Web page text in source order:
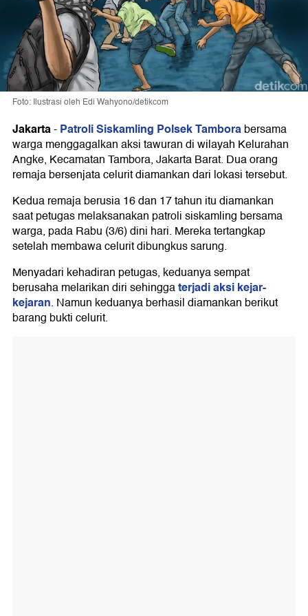
Foto: Ilustrasi oleh Edi Wahyono/detikcom
Jakarta-Patroli Siskamling Polsek Tamborabersama
warga menggagalkan aksi tawuran di wilayah Kelurahan
Angke, Kecamatan Tambora, Jakarta Barat. Dua orang
remaja bersenjata celurit diamankan dari lokasi tersebut.
Kedua remaja berusia 16 dan 17 tahun itu diamankan
saat petugas melaksanakan patroli siskamling bersama
warga, pada Rabu (3/6) dini hari. Mereka tertangkap
setelah membawa celurit dibungkus sarung.
Menyadari kehadiran petugas, keduanya sempat
berusaha melarikan diri sehinggaterjadi aksi kejar-
kejaran. Namun keduanya berhasil diamankan berikut
barang bukti celurit.